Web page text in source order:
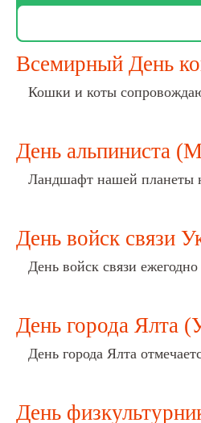
Всемирный День
Кошки и коты
День альпиниста
Ландшафт нашей планеты
День войск связи
День войск связи
День города Ялта
День города Ялта
День